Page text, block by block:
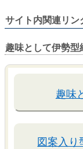
サイト内関連リン
趣味として伊勢型
趣味
図案入り